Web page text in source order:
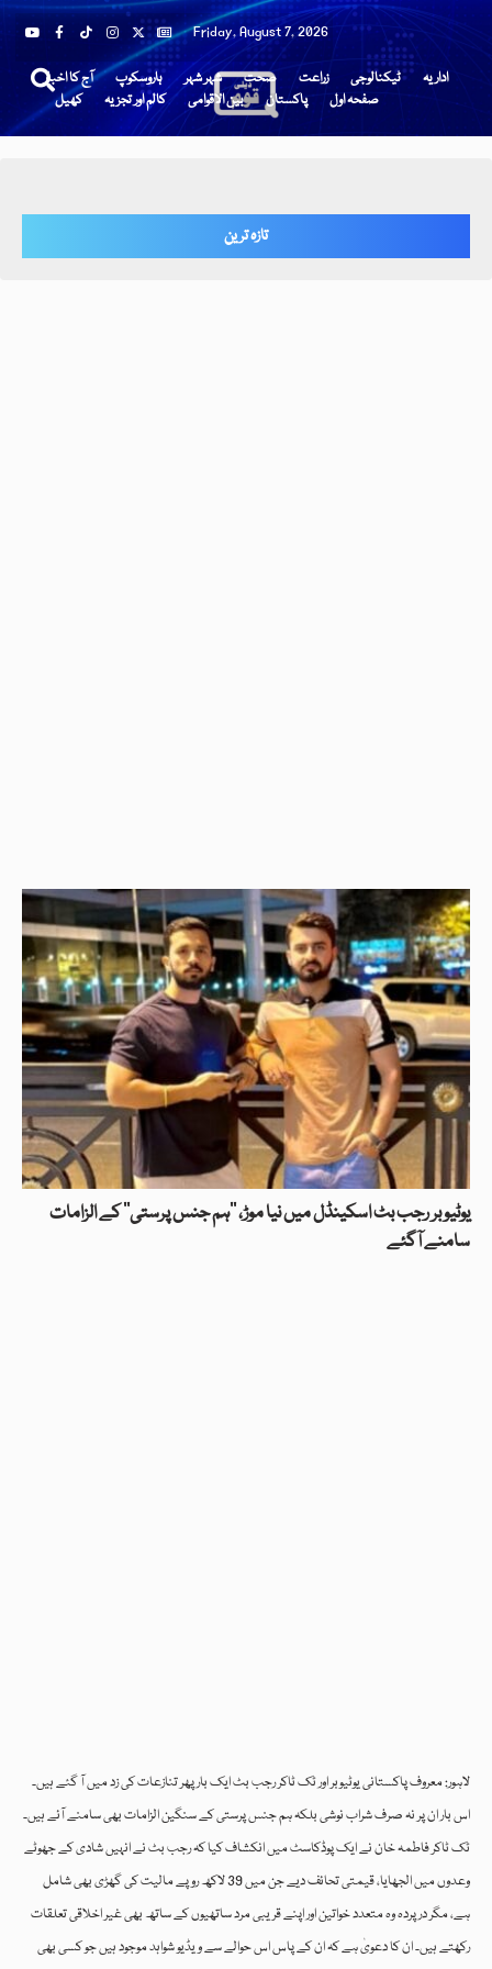
Friday, August 7, 2026
آج کا اخبار ہاروسکوپ شہر شہر صحت زراعت ٹیکنالوجی
اداریہ
کھیل
کالم اور تجزیہ بین الاقوامی پاکستان صفحہ اول
تازہ ترین
یوٹیوبر رجب بٹ اسکینڈل میں نیا موڑ، ’’ہم جنس پرستی’’ کے الزامات
سامنے آگئے
لاہور: معروف پاکستانی یوٹیوبر اور ٹک ٹاکر رجب بٹ ایک بار پھر تنازعات کی زد میں آ گئے ہیں۔
اس بار ان پر نہ صرف شراب نوشی بلکہ ہم جنس پرستی کے سنگین الزامات بھی سامنے آئے ہیں۔
ٹک ٹاکر فاطمہ خان نے ایک پوڈکاسٹ میں انکشاف کیا کہ رجب بٹ نے انہیں شادی کے جھوٹے
وعدوں میں الجھایا، قیمتی تحائف دیے جن میں 39 لاکھ روپے مالیت کی گھڑی بھی شامل
ہے، مگر درپردہ وہ متعدد خواتین اور اپنے قریبی مرد ساتھیوں کے ساتھ بھی غیر اخلاقی تعلقات
رکھتے ہیں۔ ان کا دعویٰ ہے کہ ان کے پاس اس حوالے سے ویڈیو شواہد موجود ہیں جو کسی بھی